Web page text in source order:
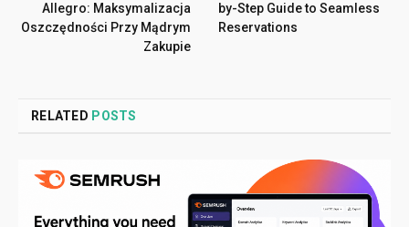
Allegro: Maksymalizacja
Oszczędności Przy Mądrym
Zakupie
by-Step Guide to Seamless
Reservations
RELATED POSTS